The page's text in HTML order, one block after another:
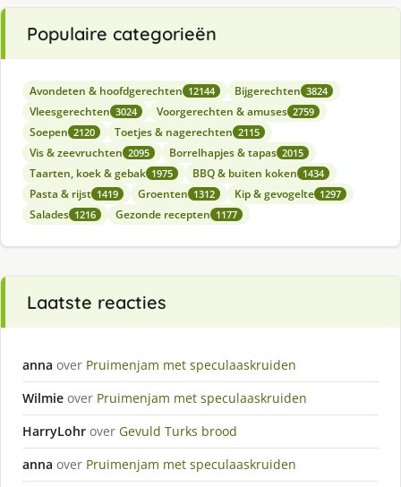
Populaire categorieën
Avondeten & hoofdgerechten 12144 Bijgerechten 3824
Vleesgerechten 3024 Voorgerechten & amuses 2759
Soepen 2120 Toetjes & nagerechten 2115
Vis & zeevruchten 2095 Borrelhapjes & tapas 2015
Taarten, koek & gebak 1975 BBQ & buiten koken 1434
Pasta & rijst 1419 Groenten 1312 Kip & gevogelte 1297
Salades 1216 Gezonde recepten 1177
Laatste reacties
anna over Pruimenjam met speculaaskruiden
Wilmie over Pruimenjam met speculaaskruiden
HarryLohr over Gevuld Turks brood
anna over Pruimenjam met speculaaskruiden